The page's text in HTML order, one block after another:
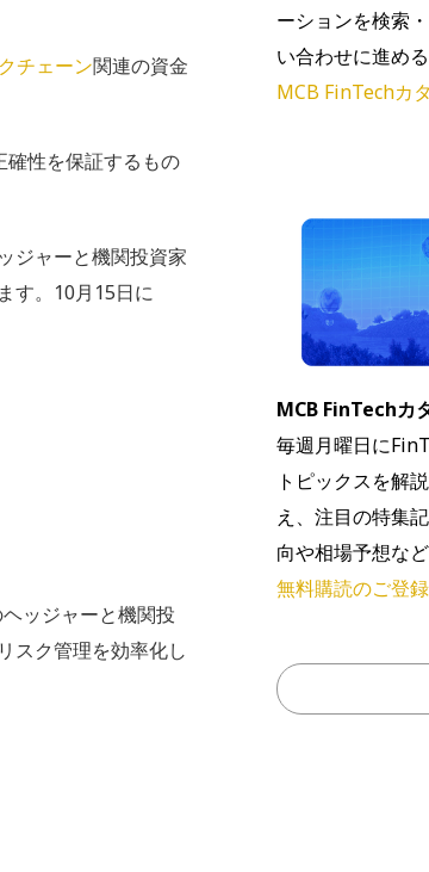
チェーン関連の資金
性を保証するもの
ジャーと機関投資家
す。10月15日に
ッジャーと機関投
スク管理を効率化し
ーションを検索
い合わせに進め
MCB FinTechカ
MCB FinTechカ
毎週月曜日に
トピックスを解
え、注目の特集
向や相場予想な
無料購読のご登